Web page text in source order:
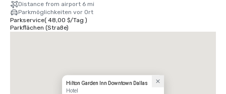
Distance from airport 6 mi
Parkmöglichkeiten vor Ort
Parkservice( 48,00 $/Tag )
Parkflächen (Straße)
Hilton Garden Inn Downtown Dallas
Hotel